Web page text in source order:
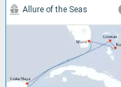
Allure of the Seas